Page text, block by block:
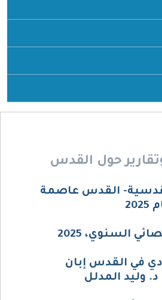
حول القدس
القدس عاصمة
السنوي، 2025
في القدس إبان
د. وليد المدلل